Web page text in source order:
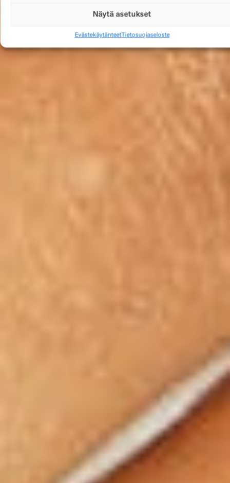
Näytä asetukset
EvästekäytänteetTietosuojaseloste